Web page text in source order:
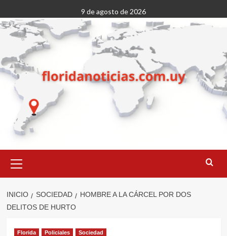
al
contenido
9 de agosto de 2026
primario
INICIO SOCIEDAD
HOMBRE A LA CÁRCEL POR DOS
DELITOS DE HURTO
Florida Policiales Sociedad